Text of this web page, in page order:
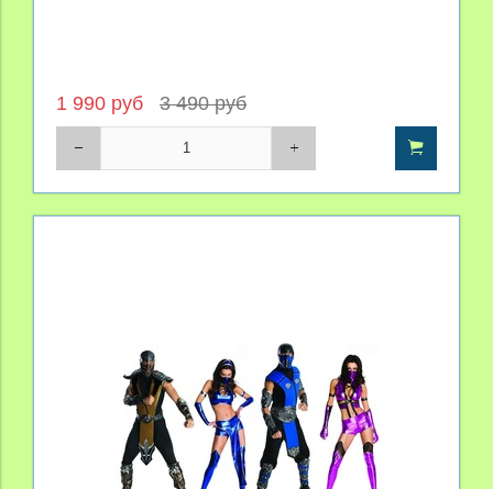
1 990 руб 3 490 руб